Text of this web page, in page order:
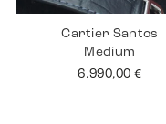
Cartier Santos
Medium
6.990,00€